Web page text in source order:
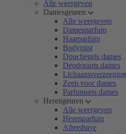
Alle weergeven
Damesgeuren
Alle weergeven
Damesparfum
Haarparfum
Bodymist
Douchegels dames
Deodorants dames
Lichaamsverzorging
Zeep voor dames
Parfumsets dames
Herengeuren
Alle weergeven
Herenparfum
Aftershave